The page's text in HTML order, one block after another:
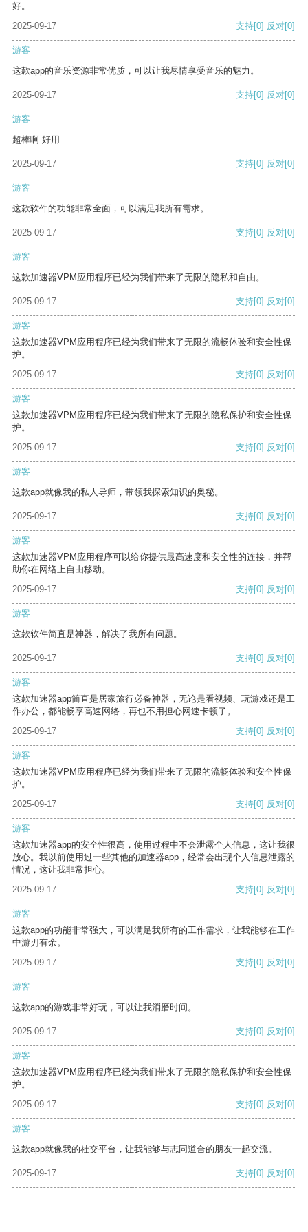
好。
2025-09-17
支持[0] 反对[0]
游客
这款app的音乐资源非常优质，可以让我尽情享受音乐的魅力。
2025-09-17 支持[0] 反对[0]
游客
超棒啊 好用
2025-09-17 支持[0] 反对[0]
游客
这款软件的功能非常全面，可以满足我所有需求。
2025-09-17 支持[0] 反对[0]
游客
这款加速器VPM应用程序已经为我们带来了无限的隐私和自由。
2025-09-17 支持[0] 反对[0]
游客
这款加速器VPM应用程序已经为我们带来了无限的流畅体验和安全性保
护。
2025-09-17
支持[0] 反对[0]
游客
这款加速器VPM应用程序已经为我们带来了无限的隐私保护和安全性保
护。
2025-09-17
支持[0] 反对[0]
游客
这款app就像我的私人导师，带领我探索知识的奥秘。
2025-09-17 支持[0] 反对[0]
游客
这款加速器VPM应用程序可以给你提供最高速度和安全性的连接，并帮
助你在网络上自由移动。
2025-09-17
支持[0] 反对[0]
游客
这款软件简直是神器，解决了我所有问题。
2025-09-17 支持[0] 反对[0]
游客
这款加速器app简直是居家旅行必备神器，无论是看视频、玩游戏还是工
作办公，都能畅享高速网络，再也不用担心网速卡顿了。
2025-09-17
支持[0] 反对[0]
游客
这款加速器VPM应用程序已经为我们带来了无限的流畅体验和安全性保
护。
2025-09-17
支持[0] 反对[0]
游客
这款加速器app的安全性很高，使用过程中不会泄露个人信息，这让我很
放心。我以前使用过一些其他的加速器app，经常会出现个人信息泄露的
情况，这让我非常担心。
2025-09-17
支持[0] 反对[0]
游客
这款app的功能非常强大，可以满足我所有的工作需求，让我能够在工作
中游刃有余。
2025-09-17
支持[0] 反对[0]
游客
这款app的游戏非常好玩，可以让我消磨时间。
2025-09-17 支持[0] 反对[0]
游客
这款加速器VPM应用程序已经为我们带来了无限的隐私保护和安全性保
护。
2025-09-17
支持[0] 反对[0]
游客
这款app就像我的社交平台，让我能够与志同道合的朋友一起交流。
2025-09-17 支持[0] 反对[0]